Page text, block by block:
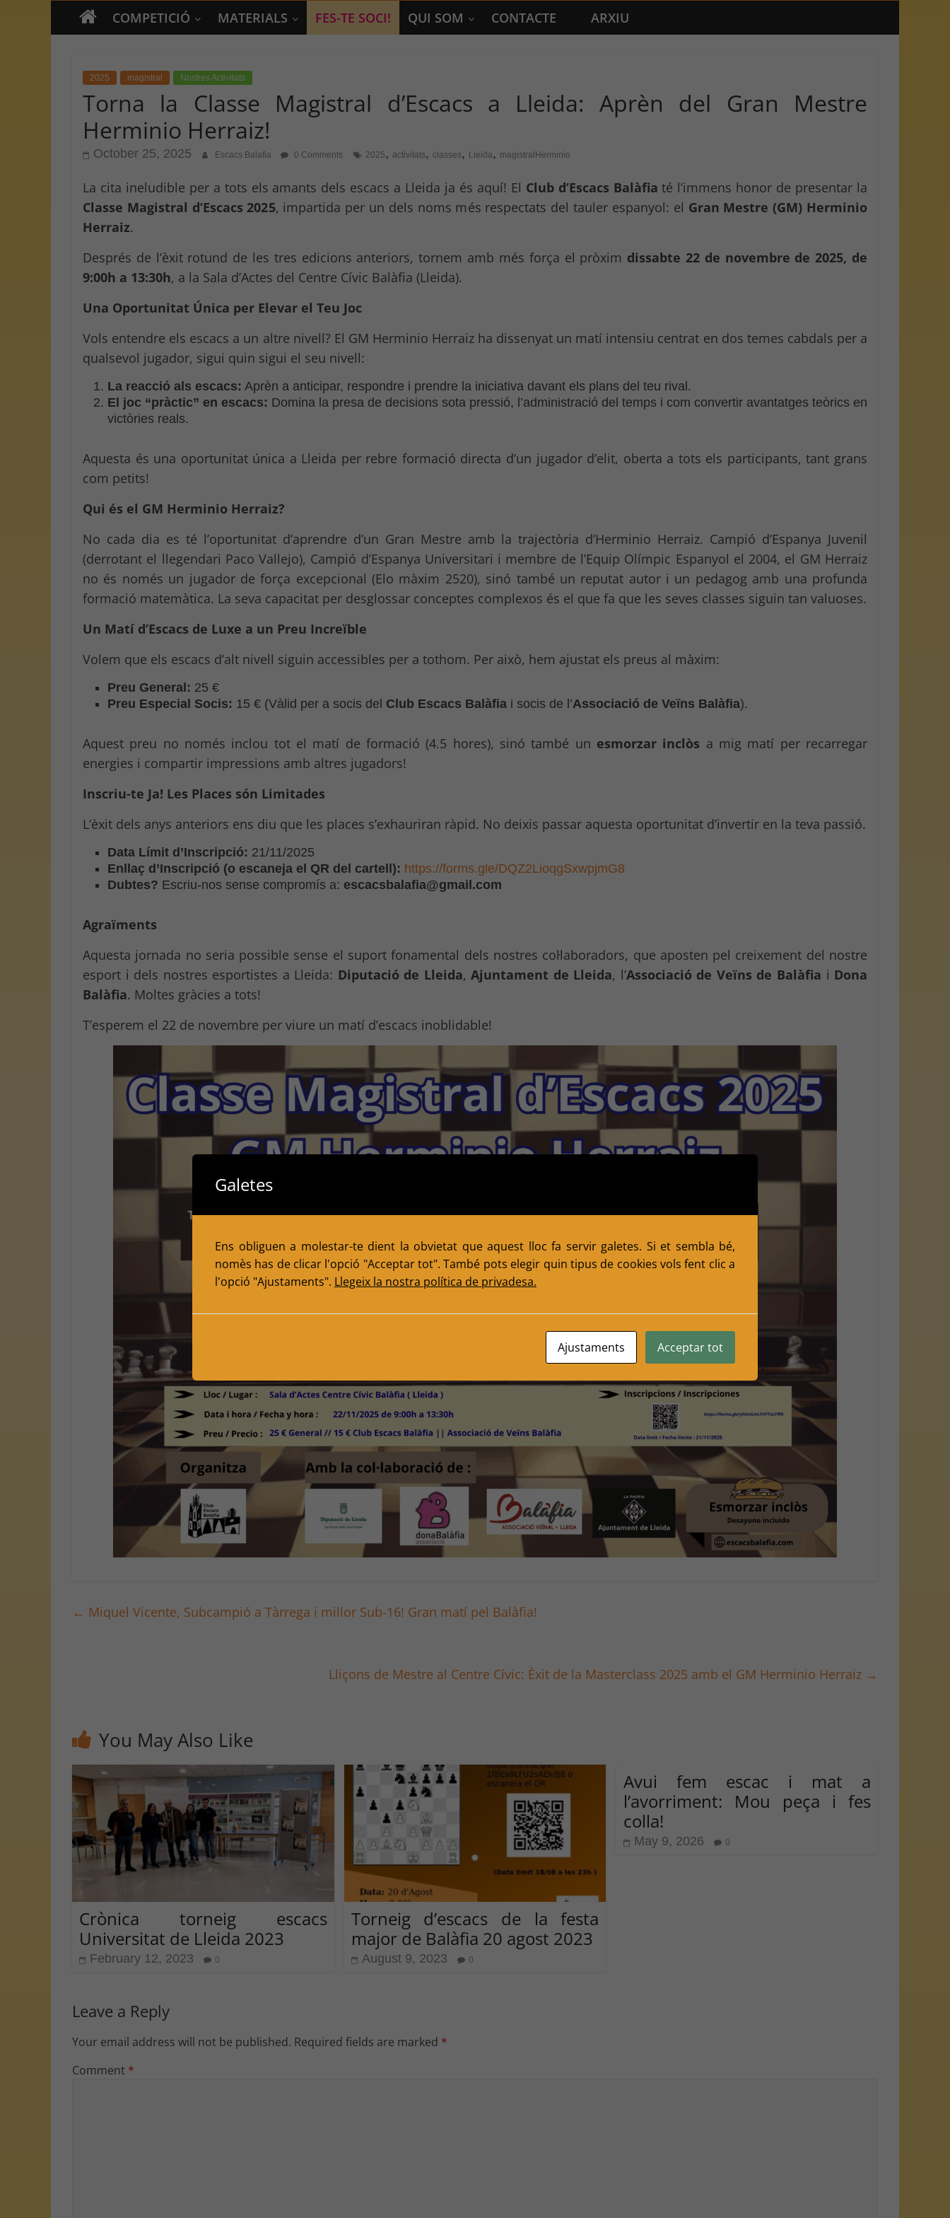
COMPETICIÓ MATERIALS FES-TE SOCI! QUI SOM CONTACTE ARXIU
2025 magistral Nostres Activitats
Torna la Classe Magistral d’Escacs a Lleida: Aprèn del Gran Mestre
Herminio Herraiz!
October 25, 2025 Escacs Balafia 0 Comments 2025, activitats, classes, Lleida, magistralHerminio
La cita ineludible per a tots els amants dels escacs a Lleida ja és aquí! El Club d’Escacs Balàfia té l’immens honor de presentar la
Classe Magistral d’Escacs 2025, impartida per un dels noms més respectats del tauler espanyol: el Gran Mestre (GM) Herminio
Herraiz.
Després de l’èxit rotund de les tres edicions anteriors, tornem amb més força el pròxim dissabte 22 de novembre de 2025, de
9:00h a 13:30h, a la Sala d’Actes del Centre Cívic Balàfia (Lleida).
Una Oportunitat Única per Elevar el Teu Joc
Vols entendre els escacs a un altre nivell? El GM Herminio Herraiz ha dissenyat un matí intensiu centrat en dos temes cabdals per a
qualsevol jugador, sigui quin sigui el seu nivell:
La reacció als escacs: Aprèn a anticipar, respondre i prendre la iniciativa davant els plans del teu rival.
El joc “pràctic” en escacs: Domina la presa de decisions sota pressió, l’administració del temps i com convertir avantatges teòrics en
victòries reals.
Aquesta és una oportunitat única a Lleida per rebre formació directa d’un jugador d’elit, oberta a tots els participants, tant grans
com petits!
Qui és el GM Herminio Herraiz?
No cada dia es té l’oportunitat d’aprendre d’un Gran Mestre amb la trajectòria d’Herminio Herraiz. Campió d’Espanya Juvenil
(derrotant el llegendari Paco Vallejo), Campió d’Espanya Universitari i membre de l’Equip Olímpic Espanyol el 2004, el GM Herraiz
no és només un jugador de força excepcional (Elo màxim 2520), sinó també un reputat autor i un pedagog amb una profunda
formació matemàtica. La seva capacitat per desglossar conceptes complexos és el que fa que les seves classes siguin tan valuoses.
Un Matí d’Escacs de Luxe a un Preu Increïble
Volem que els escacs d’alt nivell siguin accessibles per a tothom. Per això, hem ajustat els preus al màxim:
Preu General: 25 €
Preu Especial Socis: 15 € (Vàlid per a socis del Club Escacs Balàfia i socis de l’Associació de Veïns Balàfia).
Aquest preu no només inclou tot el matí de formació (4.5 hores), sinó també un esmorzar inclòs a mig matí per recarregar
energies i compartir impressions amb altres jugadors!
Inscriu-te Ja! Les Places són Limitades
L’èxit dels anys anteriors ens diu que les places s’exhauriran ràpid. No deixis passar aquesta oportunitat d’invertir en la teva passió.
Data Límit d’Inscripció: 21/11/2025
Enllaç d’Inscripció (o escaneja el QR del cartell): https://forms.gle/DQZ2LioqgSxwpjmG8
Dubtes? Escriu-nos sense compromís a: escacsbalafia@gmail.com
Agraïments
Aquesta jornada no seria possible sense el suport fonamental dels nostres col·laboradors, que aposten pel creixement del nostre
esport i dels nostres esportistes a Lleida: Diputació de Lleida,Ajuntament de Lleida, l’Associació de Veïns de Balàfia i Dona
Balàfia. Moltes gràcies a tots!
T’esperem el 22 de novembre per viure un matí d’escacs inoblidable!
← Miquel Vicente, Subcampió a Tàrrega i millor Sub-16! Gran matí pel Balàfia!
Lliçons de Mestre al Centre Cívic: Èxit de la Masterclass 2025 amb el GM Herminio Herraiz →
You May Also Like
Crònica torneig escacs
Universitat de Lleida 2023
February 12, 2023 0
Torneig d’escacs de la festa
major de Balàfia 20 agost 2023
August 9, 2023 0
Avui fem escac i mat a
l’avorriment: Mou peça i fes
colla!
May 9, 2026 0
Leave a Reply
Your email address will not be published. Required fields are marked *
Comment *
Galetes
Ens obliguen a molestar-te dient la obvietat que aquest lloc fa servir galetes. Si et sembla bé,
nomès has de clicar l'opció "Acceptar tot". També pots elegir quin tipus de cookies vols fent clic a
l'opció "Ajustaments". Llegeix la nostra política de privadesa.
Ajustaments Acceptar tot